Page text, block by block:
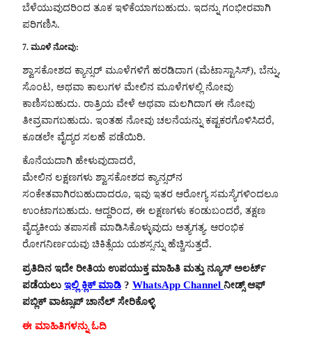
ಬೆಳೆಯುವುದರಿಂದ ತೂಕ ಇಳಿಕೆಯಾಗಬಹುದು. ಇದನ್ನು ಗಂಭೀರವಾಗಿ
ಪರಿಗಣಿಸಿ.
7. ಮೂಳೆ ನೋವು:
ಶ್ವಾಸಕೋಶದ ಕ್ಯಾನ್ಸರ್ ಮೂಳೆಗಳಿಗೆ ಹರಡಿದಾಗ (ಮೆಟಾಸ್ಟಾಸಿಸ್), ಬೆನ್ನು,
ಸೊಂಟ, ಅಥವಾ ಕಾಲುಗಳ ಮೇಲಿನ ಮೂಳೆಗಳಲ್ಲಿ ನೋವು
ಕಾಣಿಸಬಹುದು. ರಾತ್ರಿಯ ವೇಳೆ ಅಥವಾ ಮಲಗಿದಾಗ ಈ ನೋವು
ತೀವ್ರವಾಗಬಹುದು. ಇಂತಹ ನೋವು ಚಲನೆಯನ್ನು ಕಷ್ಟಕರಗೊಳಿಸಿದರೆ,
ಕೂಡಲೇ ವೈದ್ಯರ ಸಲಹೆ ಪಡೆಯಿರಿ.
ಕೊನೆಯದಾಗಿ ಹೇಳುವುದಾದರೆ,
ಮೇಲಿನ ಲಕ್ಷಣಗಳು ಶ್ವಾಸಕೋಶದ ಕ್ಯಾನ್ಸರ್‌ನ
ಸಂಕೇತವಾಗಿರಬಹುದಾದರೂ, ಇವು ಇತರ ಆರೋಗ್ಯ ಸಮಸ್ಯೆಗಳಿಂದಲೂ
ಉಂಟಾಗಬಹುದು. ಆದ್ದರಿಂದ, ಈ ಲಕ್ಷಣಗಳು ಕಂಡುಬಂದರೆ, ತಕ್ಷಣ
ವೈದ್ಯಕೀಯ ತಪಾಸಣೆ ಮಾಡಿಸಿಕೊಳ್ಳುವುದು ಅತ್ಯಗತ್ಯ. ಆರಂಭಿಕ
ರೋಗನಿರ್ಣಯವು ಚಿಕಿತ್ಸೆಯ ಯಶಸ್ಸನ್ನು ಹೆಚ್ಚಿಸುತ್ತದೆ.
ಪ್ರತಿದಿನ ಇದೇ ರೀತಿಯ ಉಪಯುಕ್ತ ಮಾಹಿತಿ ಮತ್ತು ನ್ಯೂಸ್ ಅಲರ್ಟ್
ಪಡೆಯಲು ಇಲ್ಲಿ ಕ್ಲಿಕ್ ಮಾಡಿ ? WhatsApp Channel ನೀಡ್ಸ್ ಆಫ್
ಪಬ್ಲಿಕ್ ವಾಟ್ಸಾಪ್ ಚಾನೆಲ್ ಸೇರಿಕೊಳ್ಳಿ
ಈ ಮಾಹಿತಿಗಳನ್ನು ಓದಿ